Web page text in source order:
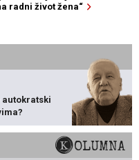
radni život žena“
autokratski
KOLUMNA